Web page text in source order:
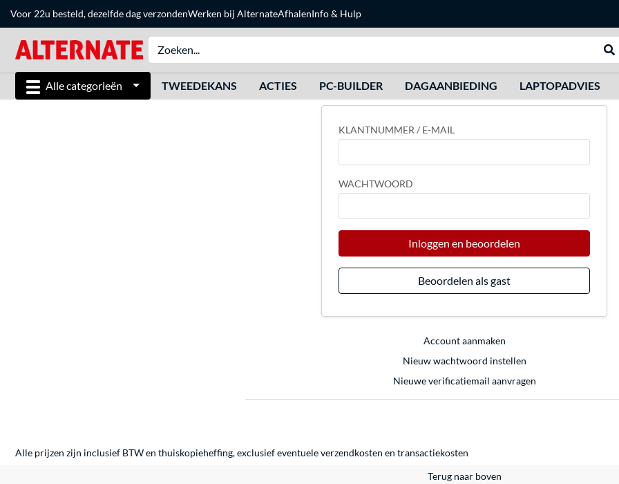
Voor 22u besteld, dezelfde dag verzondenWerken bij AlternateAfhalenInfo & Hulp
Alle categorieën TWEEDEKANS ACTIES PC-BUILDER DAGAANBIEDING LAPTOPADVIES
KLANTNUMMER / E-MAIL
WACHTWOORD
Inloggen en beoordelen
Beoordelen als gast
Account aanmaken
Nieuw wachtwoord instellen
Nieuwe verificatiemail aanvragen
Alle prijzen zijn inclusief BTW en thuiskopieheffing, exclusief eventueleverzendkosten en transactiekosten
Terug naar boven